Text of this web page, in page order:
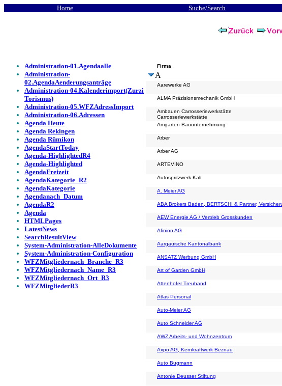
Home Suche/Search
Administration-01.Agendaalle
Administration-
02.AgendaAenderungsanträge
Administration-04.Kalenderimport(Zurzi
Torismus)
Administration-05.WFZAdressImport
Administration-06.Adressen
Agenda Heute
Agenda Rekingen
Agenda Rümikon
AgendaStartToday
Agenda-HighlightedR4
Agenda-Highlighted
AgendaFreizeit
AgendaKategorie_R2
AgendaKategorie
Agendanach_Datum
AgendaR2
Agenda
HTMLPages
LatestNews
SearchResultView
System-Administration-AlleDokumente
System-Administration-Configuration
WFZMitgliedernach_Branche_R3
WFZMitgliedernach_Name_R3
WFZMitgliedernach_Ort_R3
WFZMitgliederR3
Firma
A
Aarewerke AG
ALMA Präzisionsmechanik GmbH
Ambauen Carrosseriewerkstätte
Carrosseriewerkstätte
Amgarten Bauunternehmung
Arber
Arber AG
ARTEVINO
Autospritzwerk Kalt
A. Meier AG
ABA Brokers Baden, BERTSCHI & Partner,
AEW Energie AG / Vertrieb Grosskunden
Afinion AG
Aargauische Kantonalbank
ANSATZ Werbung GmbH
Art of Garden GmbH
Attenhofer Treuhand
Atlas Personal
Auto-Meier AG
Auto Schneider AG
AWZ Arbeits- und Wohnzentrum
Axpo AG, Kernkraftwerk Beznau
Auto Bugmann
Antonie Deusser Stiftung